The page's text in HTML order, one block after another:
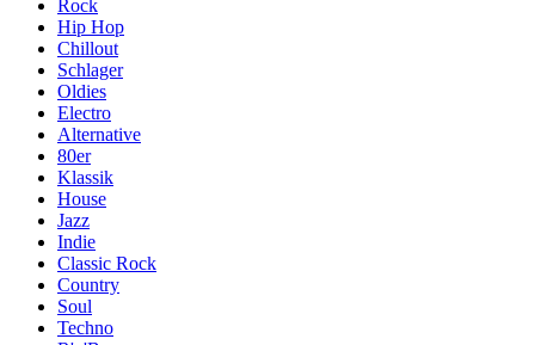
Rock
Hip Hop
Chillout
Schlager
Oldies
Electro
Alternative
80er
Klassik
House
Jazz
Indie
Classic Rock
Country
Soul
Techno